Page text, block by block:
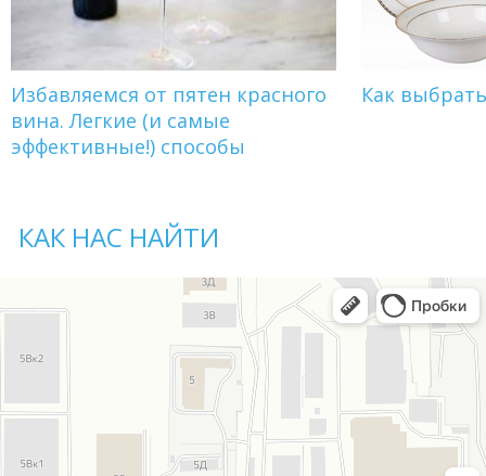
Избавляемся от пятен красного
вина. Легкие (и самые
эффективные!) способы
Как
КАК НАС НАЙТИ